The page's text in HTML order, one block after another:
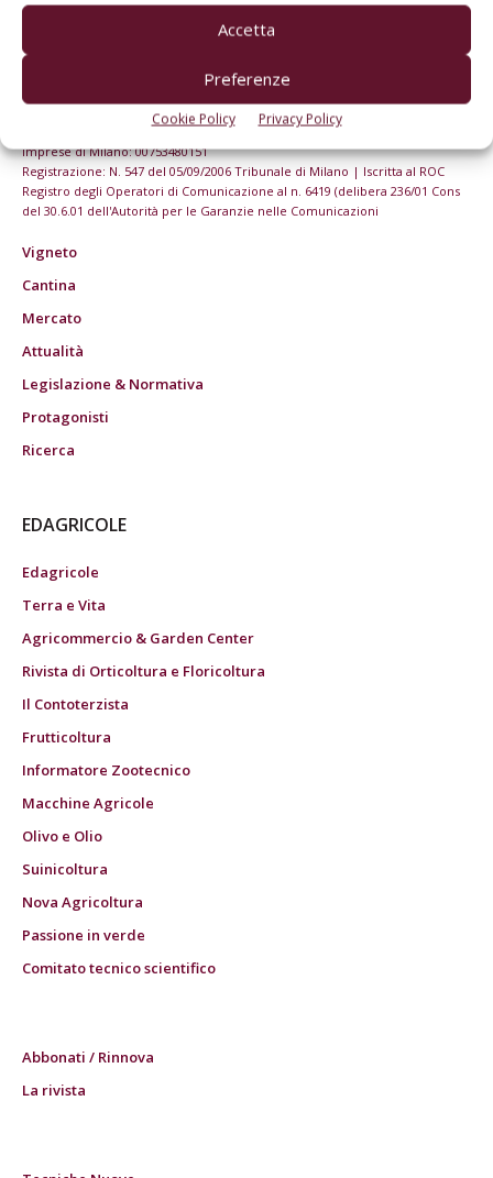
Accetta
Preferenze
Cookie Policy Privacy Policy
© Tecniche Nuove Spa. Tutti i diritti riservati. Sede legale Via Eritrea 21 -
20157 Milano | Codice fiscale, Partita IVA e Iscrizione al Registro delle
imprese di Milano: 00753480151
Registrazione: N. 547 del 05/09/2006 Tribunale di Milano | Iscritta al ROC
Registro degli Operatori di Comunicazione al n. 6419 (delibera 236/01 Cons
del 30.6.01 dell'Autorità per le Garanzie nelle Comunicazioni
Vigneto
Cantina
Mercato
Attualità
Legislazione & Normativa
Protagonisti
Ricerca
EDAGRICOLE
Edagricole
Terra e Vita
Agricommercio & Garden Center
Rivista di Orticoltura e Floricoltura
Il Contoterzista
Frutticoltura
Informatore Zootecnico
Macchine Agricole
Olivo e Olio
Suinicoltura
Nova Agricoltura
Passione in verde
Comitato tecnico scientifico
Abbonati / Rinnova
La rivista